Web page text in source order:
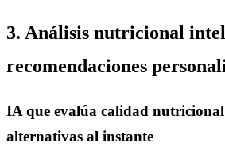
3. Análisis nutricional
recomendaciones
IA que evalúa calidad
alternativas al instante